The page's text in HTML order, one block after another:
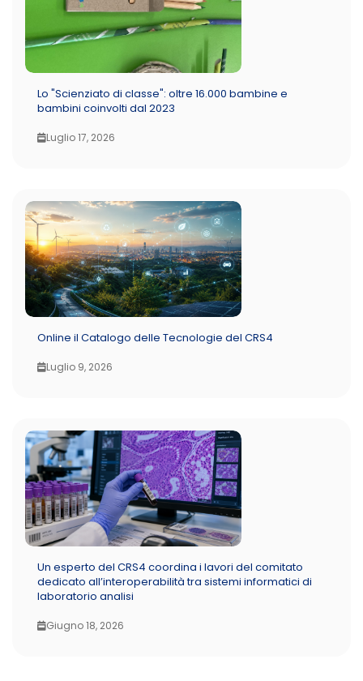
Lo "Scienziato di classe": oltre 16.000 bambine e
bambini coinvolti dal 2023
Luglio 17, 2026
Online il Catalogo delle Tecnologie del CRS4
Luglio 9, 2026
Un esperto del CRS4 coordina i lavori del comitato
dedicato all’interoperabilità tra sistemi informatici di
laboratorio analisi
Giugno 18, 2026